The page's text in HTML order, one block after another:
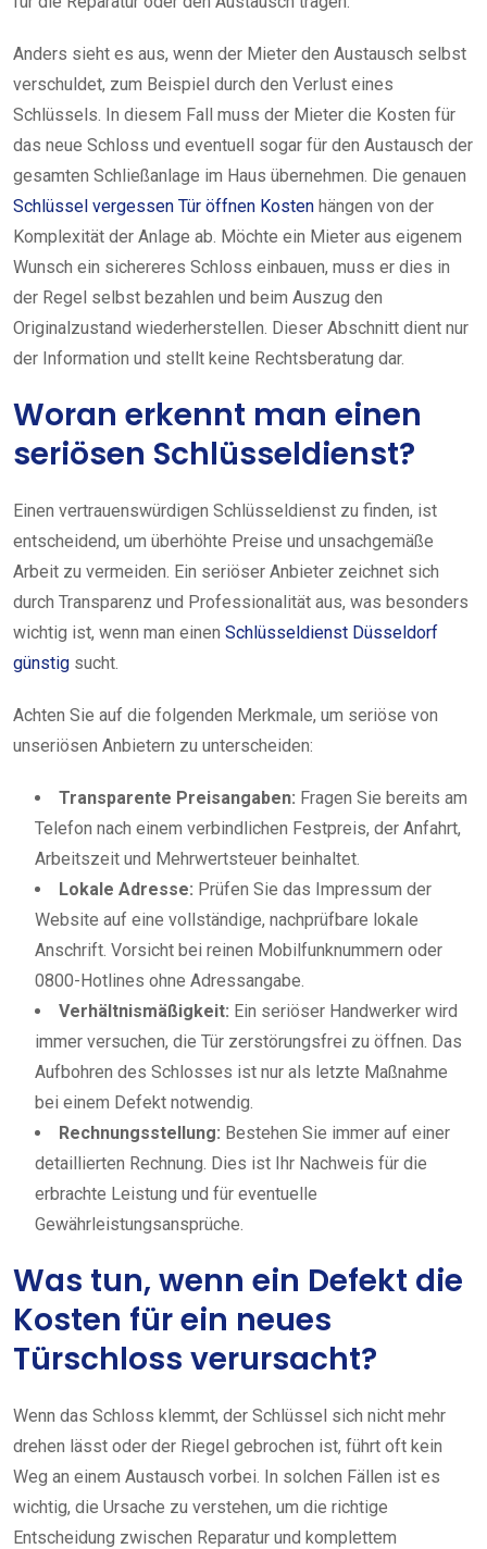
Anders sieht es aus, wenn der Mieter den Austausch selbst
verschuldet, zum Beispiel durch den Verlust eines
Schlüssels. In diesem Fall muss der Mieter die Kosten für
das neue Schloss und eventuell sogar für den Austausch der
gesamten Schließanlage im Haus übernehmen. Die genauen
Schlüssel vergessen Tür öffnen Kosten hängen von der
Komplexität der Anlage ab. Möchte ein Mieter aus eigenem
Wunsch ein sichereres Schloss einbauen, muss er dies in
der Regel selbst bezahlen und beim Auszug den
Originalzustand wiederherstellen. Dieser Abschnitt dient nur
der Information und stellt keine Rechtsberatung dar.
Woran erkennt man einen
seriösen Schlüsseldienst?
Einen vertrauenswürdigen Schlüsseldienst zu finden, ist
entscheidend, um überhöhte Preise und unsachgemäße
Arbeit zu vermeiden. Ein seriöser Anbieter zeichnet sich
durch Transparenz und Professionalität aus, was besonders
wichtig ist, wenn man einen Schlüsseldienst Düsseldorf
günstig sucht.
Achten Sie auf die folgenden Merkmale, um seriöse von
unseriösen Anbietern zu unterscheiden:
Transparente Preisangaben: Fragen Sie bereits am
Telefon nach einem verbindlichen Festpreis, der Anfahrt,
Arbeitszeit und Mehrwertsteuer beinhaltet.
Lokale Adresse: Prüfen Sie das Impressum der
Website auf eine vollständige, nachprüfbare lokale
Anschrift. Vorsicht bei reinen Mobilfunknummern oder
0800-Hotlines ohne Adressangabe.
Verhältnismäßigkeit: Ein seriöser Handwerker wird
immer versuchen, die Tür zerstörungsfrei zu öffnen. Das
Aufbohren des Schlosses ist nur als letzte Maßnahme
bei einem Defekt notwendig.
Rechnungsstellung: Bestehen Sie immer auf einer
detaillierten Rechnung. Dies ist Ihr Nachweis für die
erbrachte Leistung und für eventuelle
Gewährleistungsansprüche.
Was tun, wenn ein Defekt die
Kosten für ein neues
Türschloss verursacht?
Wenn das Schloss klemmt, der Schlüssel sich nicht mehr
drehen lässt oder der Riegel gebrochen ist, führt oft kein
Weg an einem Austausch vorbei. In solchen Fällen ist es
wichtig, die Ursache zu verstehen, um die richtige
Entscheidung zwischen Reparatur und komplettem